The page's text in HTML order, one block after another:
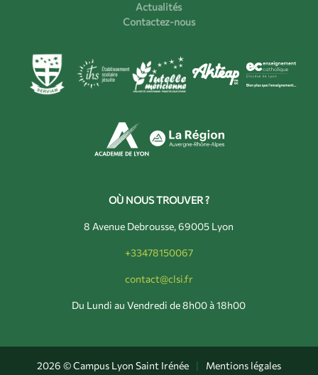
Actualités
Contactez-nous
OÙ NOUS TROUVER ?
8 Avenue Debrousse, 69005 Lyon
+33478150067
contact@clsi.fr
Du Lundi au Vendredi de 8h00 à 18h00
2026 © Campus Lyon Saint Irénée | Mentions légales